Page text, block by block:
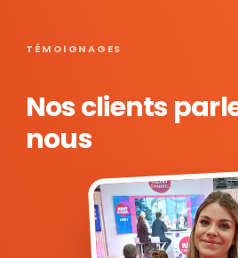
TÉMOIGNAGES
Nos clients
nous